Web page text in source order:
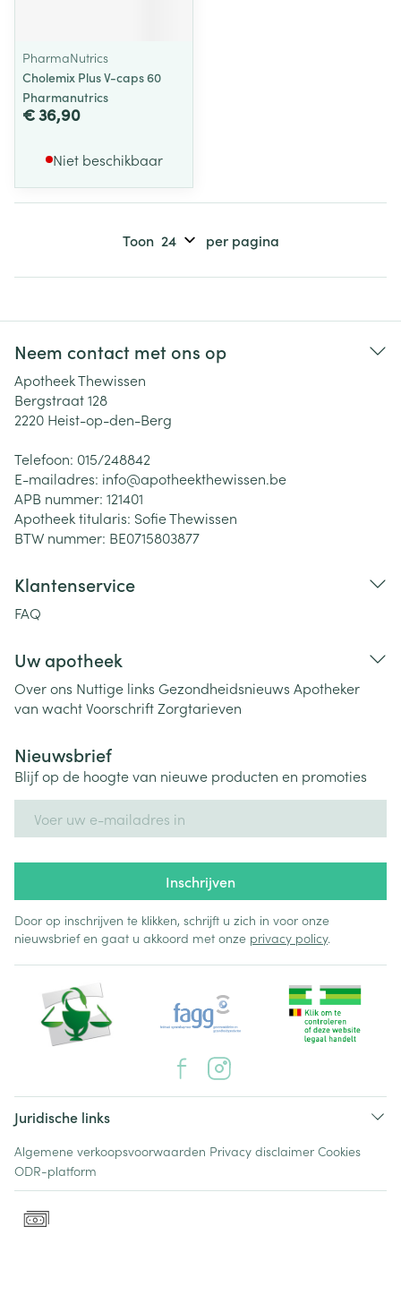
PharmaNutrics
Cholemix Plus V-caps 60
Pharmanutrics
€ 36,90
Niet beschikbaar
Toon per pagina
Neem contact met ons op
Apotheek Thewissen
Bergstraat 128
2220 Heist-op-den-Berg
Telefoon: 015/248842
E-mailadres: info@apotheekthewissen.be
APB nummer: 121401
Apotheek titularis: Sofie Thewissen
BTW nummer: BE0715803877
Klantenservice
FAQ
Uw apotheek
Over ons Nuttige links Gezondheidsnieuws Apotheker
van wachtVoorschriftZorgtarieven
Nieuwsbrief
Blijf op de hoogte van nieuwe producten en promoties
Inschrijven
Door op inschrijven te klikken, schrijft u zich in voor onze
nieuwsbrief en gaat u akkoord met onze privacy policy.
Juridische links
Algemene verkoopsvoorwaarden Privacy disclaimer Cookies
ODR-platform